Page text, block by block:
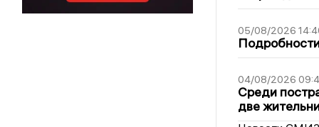
05/08/2026
04/08/2026
Среди
две